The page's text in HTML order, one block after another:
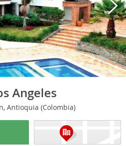
Angeles
Antioquia (Colombia)